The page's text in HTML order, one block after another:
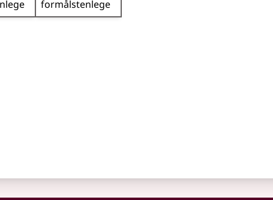
formålstenlege